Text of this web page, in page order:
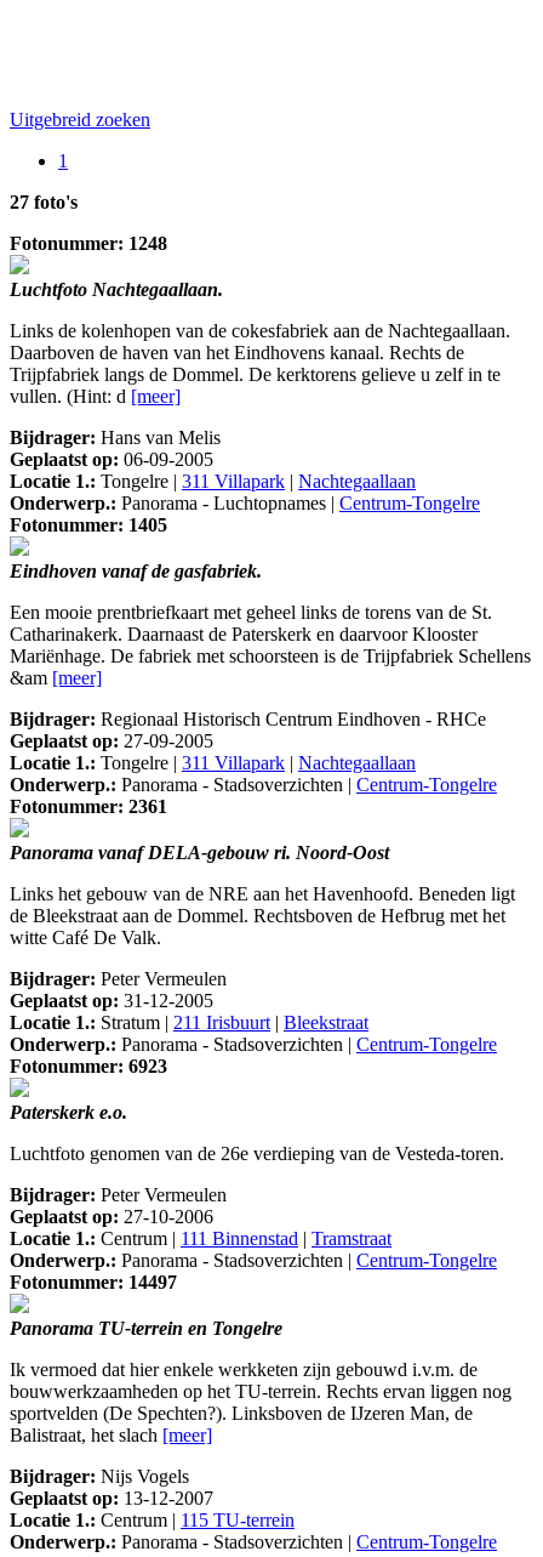
Uitgebreid zoeken
1
27 foto's
Fotonummer: 1248
Luchtfoto Nachtegaallaan.
Links de kolenhopen van de cokesfabriek aan de Nachtegaallaan.
Daarboven de haven van het Eindhovens kanaal. Rechts de
Trijpfabriek langs de Dommel. De kerktorens gelieve u zelf in te
vullen. (Hint: d [meer]
Bijdrager: Hans van Melis
Geplaatst op: 06-09-2005
Locatie 1.: Tongelre | 311 Villapark | Nachtegaallaan
Onderwerp.: Panorama - Luchtopnames | Centrum-Tongelre
Fotonummer: 1405
Eindhoven vanaf de gasfabriek.
Een mooie prentbriefkaart met geheel links de torens van de St.
Catharinakerk. Daarnaast de Paterskerk en daarvoor Klooster
Mariënhage. De fabriek met schoorsteen is de Trijpfabriek Schellens
&am [meer]
Bijdrager: Regionaal Historisch Centrum Eindhoven - RHCe
Geplaatst op: 27-09-2005
Locatie 1.: Tongelre | 311 Villapark | Nachtegaallaan
Onderwerp.: Panorama - Stadsoverzichten | Centrum-Tongelre
Fotonummer: 2361
Panorama vanaf DELA-gebouw ri. Noord-Oost
Links het gebouw van de NRE aan het Havenhoofd. Beneden ligt
de Bleekstraat aan de Dommel. Rechtsboven de Hefbrug met het
witte Café De Valk.
Bijdrager: Peter Vermeulen
Geplaatst op: 31-12-2005
Locatie 1.: Stratum | 211 Irisbuurt| Bleekstraat
Onderwerp.: Panorama - Stadsoverzichten | Centrum-Tongelre
Fotonummer: 6923
Paterskerk e.o.
Luchtfoto genomen van de 26e verdieping van de Vesteda-toren.
Bijdrager: Peter Vermeulen
Geplaatst op: 27-10-2006
Locatie 1.: Centrum | 111 Binnenstad | Tramstraat
Onderwerp.: Panorama - Stadsoverzichten | Centrum-Tongelre
Fotonummer: 14497
Panorama TU-terrein en Tongelre
Ik vermoed dat hier enkele werkketen zijn gebouwd i.v.m. de
bouwwerkzaamheden op het TU-terrein. Rechts ervan liggen nog
sportvelden (De Spechten?). Linksboven de IJzeren Man, de
Balistraat, het slach [meer]
Bijdrager: Nijs Vogels
Geplaatst op: 13-12-2007
Locatie 1.: Centrum | 115 TU-terrein
Onderwerp.: Panorama - Stadsoverzichten | Centrum-Tongelre